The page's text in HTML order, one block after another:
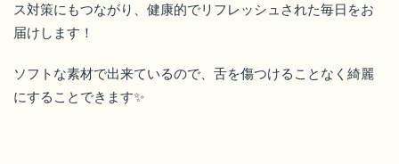
ス対策にもつながり、健康的でリフレッシュされた毎日をお
届けします！
ソフトな素材で出来ているので、舌を傷つけることなく綺麗
にすることできます✨